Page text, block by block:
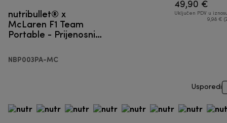
nutribullet® x
McLaren F1 Team
Portable - Prijenosni
NBP003PA-MC
49,90 €
Uključen PDV u
9,98 €
Usporedi